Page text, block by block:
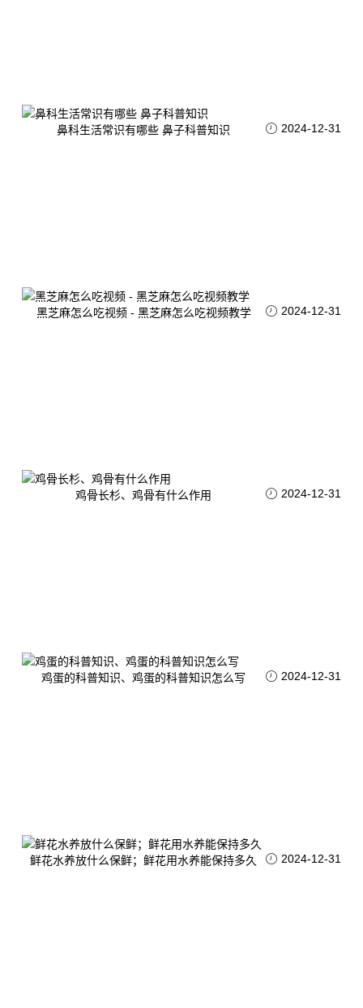
鼻科生活常识有哪些 鼻子科普知识 2024-12-31
黑芝麻怎么吃视频 - 黑芝麻怎么吃视频教学 2024-12-31
鸡骨长杉、鸡骨有什么作用 2024-12-31
鸡蛋的科普知识、鸡蛋的科普知识怎么写 2024-12-31
鲜花水养放什么保鲜；鲜花用水养能保持多久 2024-12-31